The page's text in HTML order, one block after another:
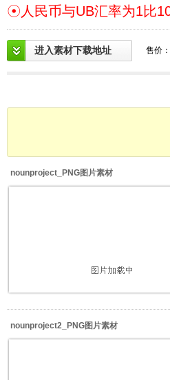
☉人民币与UB汇率为1比
进入素材下载地址 售价
nounproject_PNG图片素材
nounproject2_PNG图片素材